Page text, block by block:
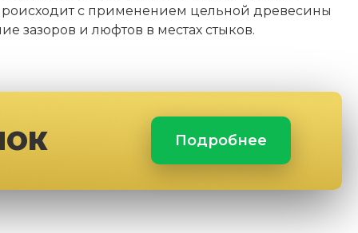
с применением цельной древесины
зазоров и люфтов в местах стыков.
Подробнее